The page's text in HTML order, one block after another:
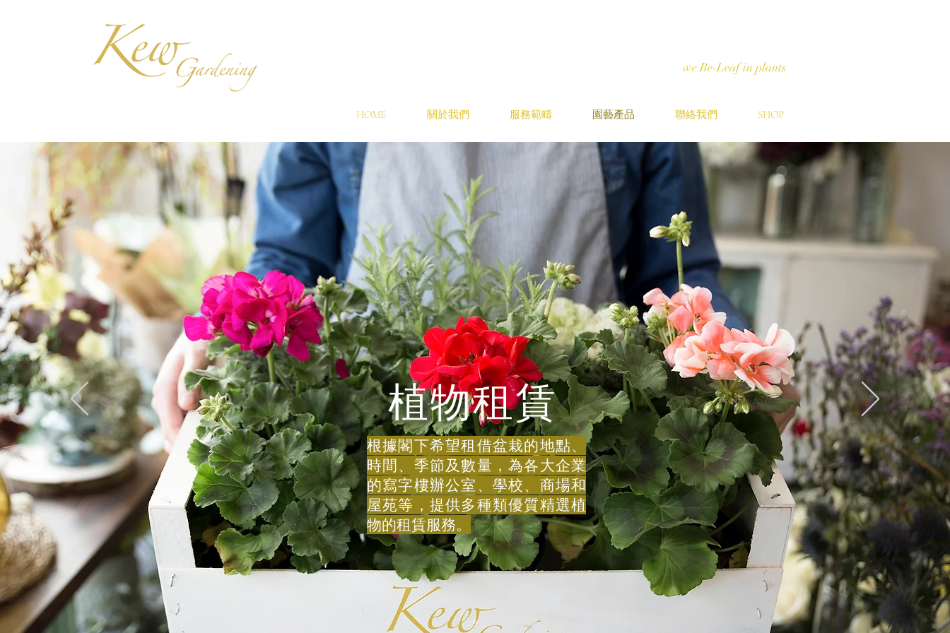
we Be-Leaf in plants
HOME 關於我們 服務範疇 園藝產品 聯絡我們 SHOP
植物租賃
根據閣下希望租借盆栽的地點、
時間、季節及數量，為各大企業
的寫字樓辦公室、學校、商場和
屋苑等，提供多種類優質精選植
物的租賃服務。